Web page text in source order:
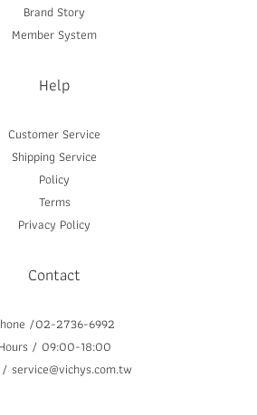
Brand Story
Member System
Help
Customer Service
Shipping Service
Policy
Terms
Privacy Policy
Contact
/02-2736-6992
Hours / 09:00-18:00
service@vichys.com.tw